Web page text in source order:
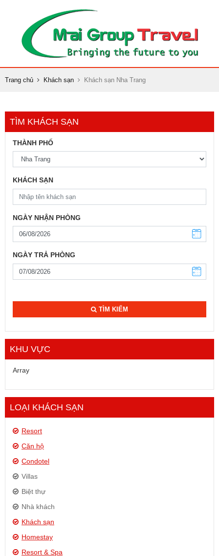
Trang chủ Khách sạn Khách sạn Nha Trang
TÌM KHÁCH SẠN
THÀNH PHỐ
KHÁCH SẠN
NGÀY NHẬN PHÒNG
NGÀY TRẢ PHÒNG
TÌM KIẾM
KHU VỰC
Array
LOẠI KHÁCH SẠN
Resort
Căn hộ
Condotel
Villas
Biệt thự
Nhà khách
Khách sạn
Homestay
Resort & Spa